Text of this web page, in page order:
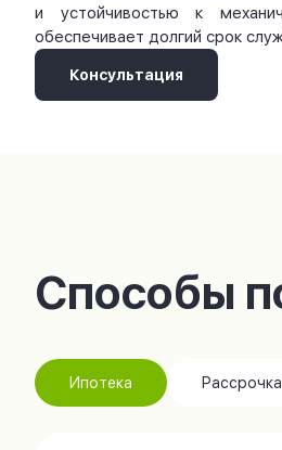
и устойчивостью к
обеспечивает долгий срок
Консультация
Способы
Ипотека